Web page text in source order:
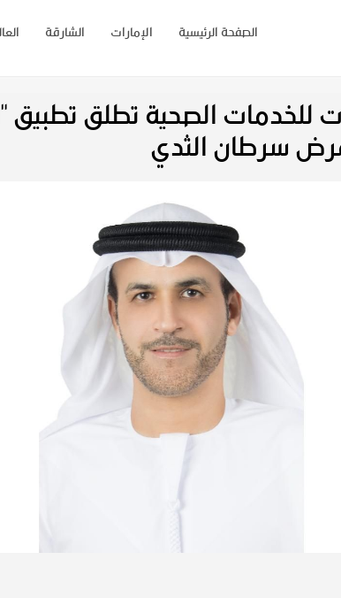
الشارقة الإمارات الصفحة الرئيسية
للخدمات الصحية تطلق تطبيق
سرطان الثدي